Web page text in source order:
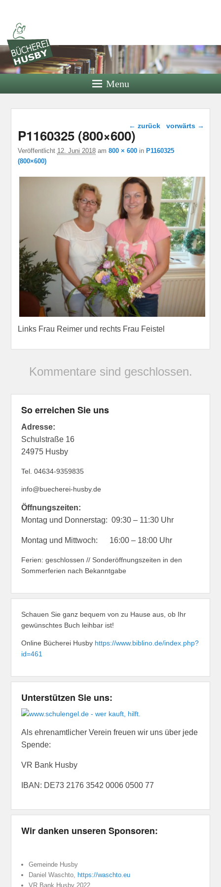
Husby
Bücherei der Bücherei Husby e.V.
Menu
Bild-Navigation
← zurück vorwärts →
P1160325 (800×600)
Veröffentlicht 12. Juni 2018am 800 × 600in P1160325
(800×600)
Links Frau Reimer und rechts Frau Feistel
Kommentare sind geschlossen.
So erreichen Sie uns
Adresse:
Schulstraße 16
24975 Husby
Tel. 04634-9359835
info@buecherei-husby.de
Öffnungszeiten:
Montag und Donnerstag: 09:30 – 11:30 Uhr
Montag und Mittwoch: 16:00 – 18:00 Uhr
Ferien: geschlossen // Sonderöffnungszeiten in den
Sommerferien nach Bekanntgabe
Schauen Sie ganz bequem von zu Hause aus, ob Ihr
gewünschtes Buch leihbar ist!
Online Bücherei Husby https://www.biblino.de/index.php?
id=461
Unterstützen Sie uns:
Als ehrenamtlicher Verein freuen wir uns über jede
Spende:
VR Bank Husby
IBAN: DE73 2176 3542 0006 0500 77
Wir danken unseren Sponsoren:
Gemeinde Husby
Daniel Waschto, https://waschto.eu
VR Bank Husby 2022